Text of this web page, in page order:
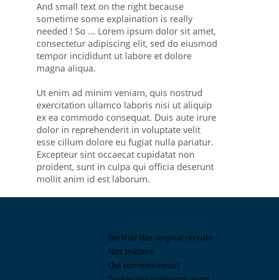
And small text on the right because
sometime some explaination is really
needed ! So ... Lorem ipsum dolor sit amet,
consectetur adipiscing elit, sed do eiusmod
tempor incididunt ut labore et dolore
magna aliqua.
Ut enim ad minim veniam, quis nostrud
exercitation ullamco laboris nisi ut aliquip
ex ea commodo consequat. Duis aute irure
dolor in reprehenderit in voluptate velit
esse cillum dolore eu fugiat nulla pariatur.
Excepteur sint occaecat cupidatat non
proident, sunt in culpa qui officia deserunt
mollit anim id est laborum.
Berliner das original recrute
Nos métiers
Qui sommes-nous?